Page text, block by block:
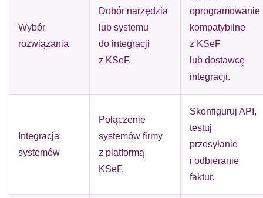
Wybór
rozwiązania
Dobór narzędzia
lub systemu
do integracji
z KSeF.
oprogramowanie
kompatybilne
z KSeF
lub dostawcę
integracji.
Integracja
systemów
Połączenie
systemów firmy
z platformą
KSeF.
Skonfiguruj API,
testuj
przesyłanie
i odbieranie
faktur.